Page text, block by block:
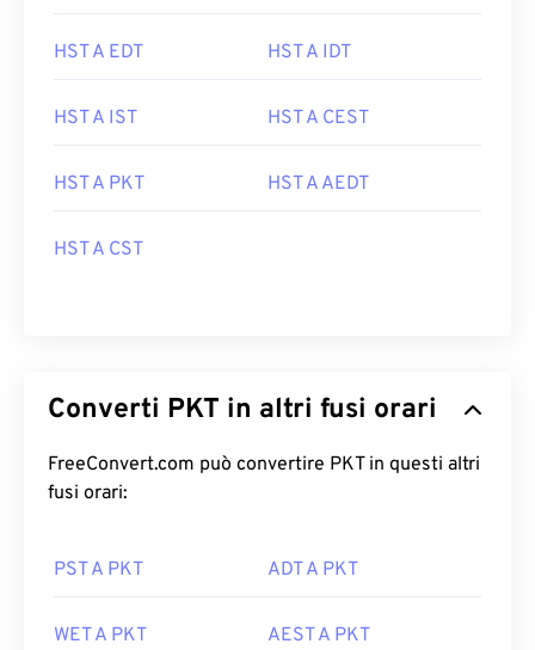
HST A EDT HST A IDT
HST A IST HST A CEST
HST A PKT HST A AEDT
HST A CST
Converti PKT in altri fusi orari
FreeConvert.com può convertire PKT in questi altri
fusi orari:
PST A PKT ADT A PKT
WET A PKT AEST A PKT